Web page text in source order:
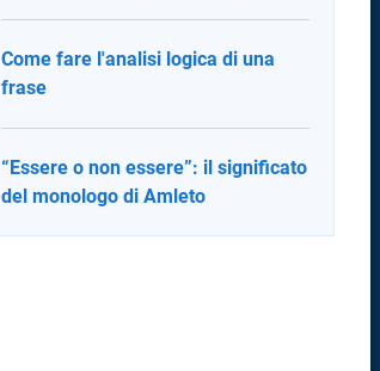
Come fare l'analisi logica di una
frase
“Essere o non essere”: il significato
del monologo di Amleto